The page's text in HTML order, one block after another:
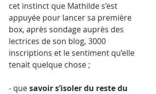
cet instinct que Mathilde s’est
appuyée pour lancer sa première
box, après sondage auprès des
lectrices de son blog, 3000
inscriptions et le sentiment qu’elle
tenait quelque chose ;
- que savoir s’isoler du reste du